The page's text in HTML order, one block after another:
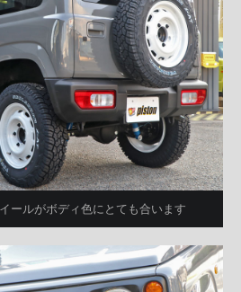
ールがボディ色にとても合います